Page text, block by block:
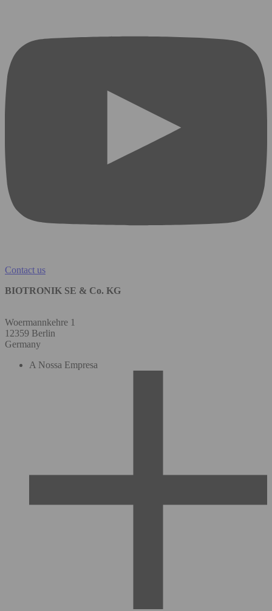
Contact us
BIOTRONIK SE & Co. KG
Woermannkehre 1
12359 Berlin
Germany
A Nossa Empresa